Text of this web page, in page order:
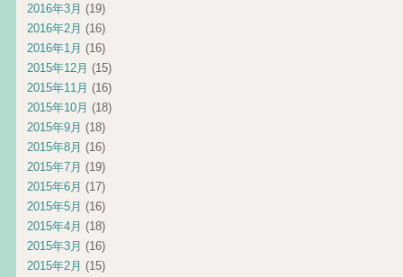
2016年3月 (19)
2016年2月 (16)
2016年1月 (16)
2015年12月 (15)
2015年11月 (16)
2015年10月 (18)
2015年9月 (18)
2015年8月 (16)
2015年7月 (19)
2015年6月 (17)
2015年5月 (16)
2015年4月 (18)
2015年3月 (16)
2015年2月 (15)